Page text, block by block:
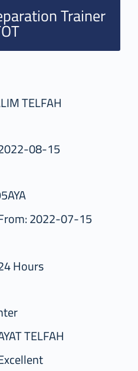
Trainer
TELFAH
2022-08-15
From: 2022-07-15
24 Hours
AYAT TELFAH
Excellent